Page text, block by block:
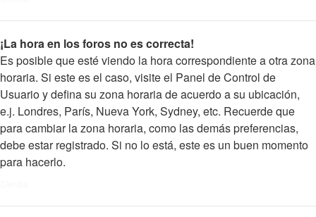
¡La hora en los foros no es correcta!
Es posible que esté viendo la hora correspondiente a otra zona
horaria. Si este es el caso, visite el Panel de Control de
Usuario y defina su zona horaria de acuerdo a su ubicación,
e.j. Londres, París, Nueva York, Sydney, etc. Recuerde que
para cambiar la zona horaria, como las demás preferencias,
debe estar registrado. Si no lo está, este es un buen momento
para hacerlo.